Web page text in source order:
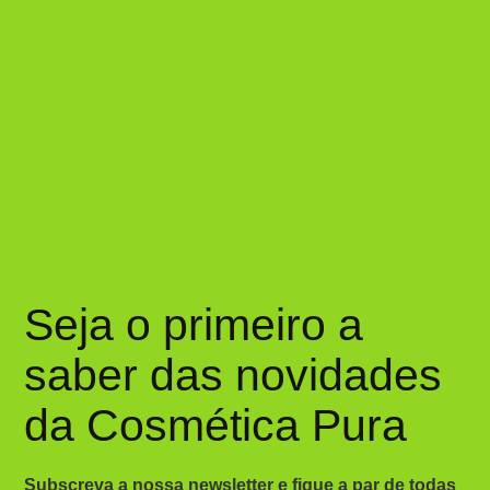
Seja o primeiro a
saber das novidades
da Cosmética Pura
Subscreva a nossa newsletter e fique a par de todas